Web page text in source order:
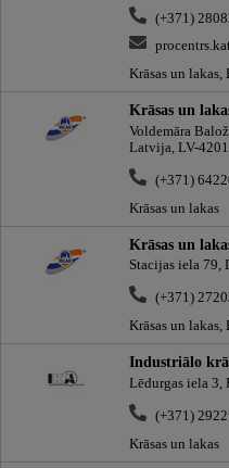
(+371)
Krāsas un
Krāsas un
Voldemāra
Latvija, LV-4201
(+371)
Krāsas un lakas
Krāsas un
Stacijas iela 79,
(+371)
Krāsas un
Industriālo
Lēdurgas iela 3,
(+371)
Krāsas un lakas